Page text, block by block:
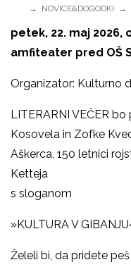
NOVICE&DOGODKI
petek, 22. maj 2026,
amfiteater pred OŠ
Organizator: Kulturno
LITERARNI VEČER
Kosovela in Zofke
Aškerca, 150 letnici
Ketteja
s sloganom
»KULTURA V
Želeli bi, da pridete